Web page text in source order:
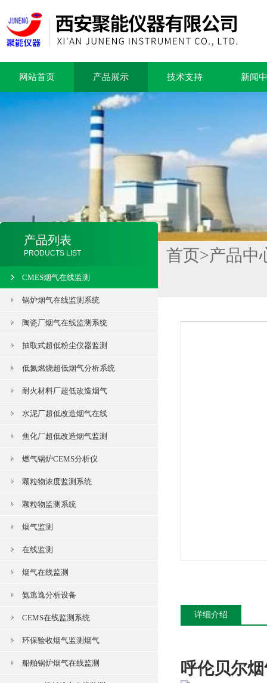
网站首页 产品展示 技术支持 新闻
产品列表
PRODUCTS LIST
CMES烟气在线监测
锅炉烟气在线监测系统
陶瓷厂烟气在线监测系统
抽取式超低粉尘仪器监测
低氮燃烧超低烟气分析系统
耐火材料厂超低改造烟气
水泥厂超低改造烟气在线
焦化厂超低改造烟气监测
燃气锅炉CEMS分析仪
颗粒物浓度监测系统
颗粒物监测系统
烟气监测
在线监测
烟气在线监测
氨逃逸分析设备
CEMS在线监测系统
环保验收烟气监测烟气
船舶锅炉烟气在线监测
首页>产品中
详细介绍
呼伦贝尔